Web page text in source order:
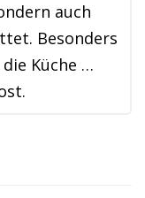
auch
Besonders
Küche …